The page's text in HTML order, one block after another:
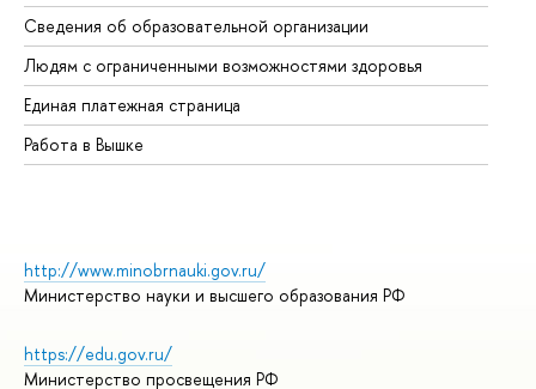
Сведения об образовательной организации
Людям с ограниченными возможностями здоровья
Единая платежная страница
Работа в Вышке
http://www.minobrnauki.gov.ru/
Министерство науки и высшего образования РФ
https://edu.gov.ru/
Министерство просвещения РФ